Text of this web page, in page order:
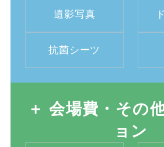
遺影写真
抗菌シーツ
＋ 会場費・その
ョン